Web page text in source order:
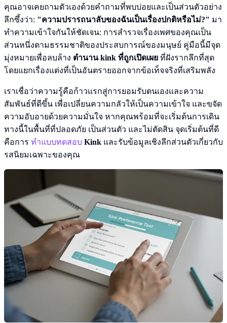
คุณอาจเคยถามตัวเองด้วยคำถามที่พบบ่อยและเป็นส่วนตัวอย่าง
ลึกซึ้งว่า: "ความปรารถนาลับของฉันเป็นเรื่องปกติหรือไม่?" มา
ทำความเข้าใจกันให้ชัดเจน: การสำรวจเรื่องเพศของคุณเป็น
ส่วนหนึ่งตามธรรมชาติของประสบการณ์ของมนุษย์ คู่มือนี้มีจุด
มุ่งหมายเพื่อลบล้าง ตำนาน kink ที่ถูกเปิดเผย ที่ฝังรากลึกที่สุด
โดยแยกเรื่องแต่งที่เป็นอันตรายออกจากข้อเท็จจริงที่เสริมพลัง
เราเชื่อว่าความรู้คือก้าวแรกสู่การยอมรับตนเองและความ
สัมพันธ์ที่ดีขึ้น เพื่อเปลี่ยนความกลัวให้เป็นความเข้าใจ และขจัด
ความอับอายด้วยความมั่นใจ หากคุณพร้อมที่จะเริ่มต้นการเดิน
ทางนี้ในพื้นที่ที่ปลอดภัย เป็นส่วนตัว และไม่ตัดสิน จุดเริ่มต้นที่ดี
คือการ ทำแบบทดสอบ Kink และรับข้อมูลเชิงลึกส่วนตัวเกี่ยวกับ
รสนิยมเฉพาะของคุณ